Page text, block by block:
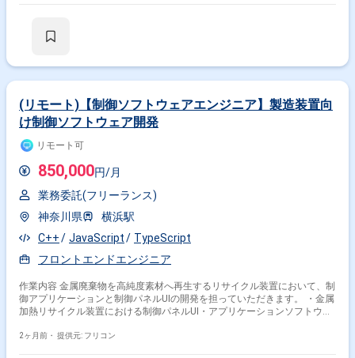
(リモート)【制御ソフトウェアエンジニア】製造装置向
け制御ソフトウェア開発
リモート可
850,000円/月
業務委託(フリーランス)
神奈川県
横浜駅
C++
JavaScript
TypeScript
フロントエンドエンジニア
作業内容 金属廃棄物を高純度素材へ再生するリサイクル装置において、制
御アプリケーションと制御パネルUIの開発を担っていただきます。 ・金属
加熱リサイクル装置における制御パネルUI・アプリケーションソフトウェ
ジョン管理 ・単体／結合テストの設計、ログ設計、障害切り分け ・運用
2ヶ月前・ 提供元: フリコン